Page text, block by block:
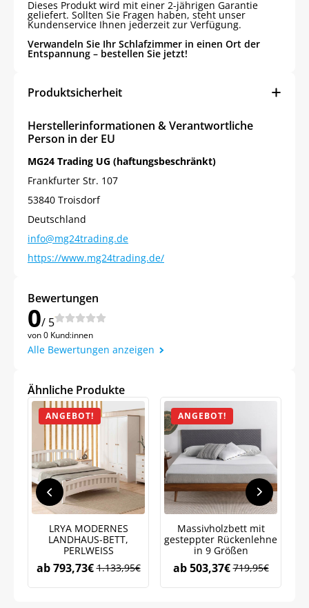
Dieses Produkt wird mit einer 2-jährigen Garantie
geliefert. Sollten Sie Fragen haben, steht unser
Kundenservice Ihnen jederzeit zur Verfügung.
Verwandeln Sie Ihr Schlafzimmer in einen Ort der
Entspannung – bestellen Sie jetzt!
Produktsicherheit
Herstellerinformationen & Verantwortliche
Person in der EU
MG24 Trading UG (haftungsbeschränkt)
Frankfurter Str. 107
53840 Troisdorf
Deutschland
info@mg24trading.de
https://www.mg24trading.de/
Bewertungen
0/ 5
von 0 Kund:innen
Alle Bewertungen anzeigen
Ähnliche Produkte
ANGEBOT!
LRYA MODERNES
LANDHAUS-BETT,
PERLWEISS
ab 1.133,95€
793,73€
ANGEBOT!
Massivholzbett mit
gesteppter Rückenlehne
in 9 Größen
ab 719,95€
503,37€
Jetzt5% Rabatt
Meinen Code senden
Bleiben Sie auf dem Laufenden über
Marketingkommunikation verarbeiten. Lesen Sie unsere
Datenschutzrichtlinie.